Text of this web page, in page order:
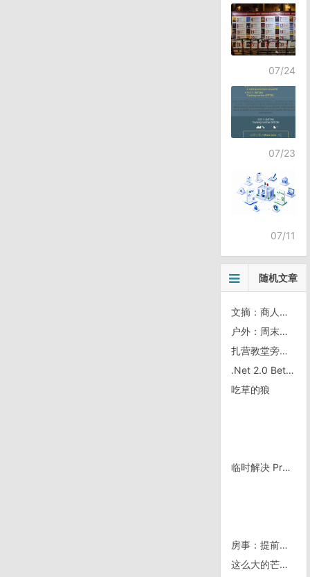
07/24
07/23
07/11
随机文章
文摘：商人的22条准则
户外：周末（3月19日~3月20日）箭扣
扎营教堂旁的三岁半的半
.Net 2.0 Beta 2 今天发现的怪问题
吃草的狼
临时解决 Proxy Switchy 不能自动切换的bug
房事：提前还清房贷别忘退保退税？
这么大的芒果，不捡怪可惜的